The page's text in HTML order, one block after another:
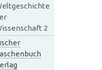
2